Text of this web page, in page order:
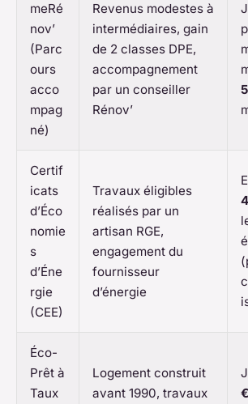
meRé
nov’
(Parc
ours
acco
mpag
né)
Revenus modestes à
intermédiaires, gain
de 2 classes DPE,
accompagnement
par un conseiller
Rénov’
Certif
icats
d’Éco
nomie
s
d’Éne
rgie
(CEE)
Travaux éligibles
réalisés par un
artisan RGE,
engagement du
fournisseur
d’énergie
Éco-
Prêt à
Taux
Logement construit
avant 1990, travaux
€